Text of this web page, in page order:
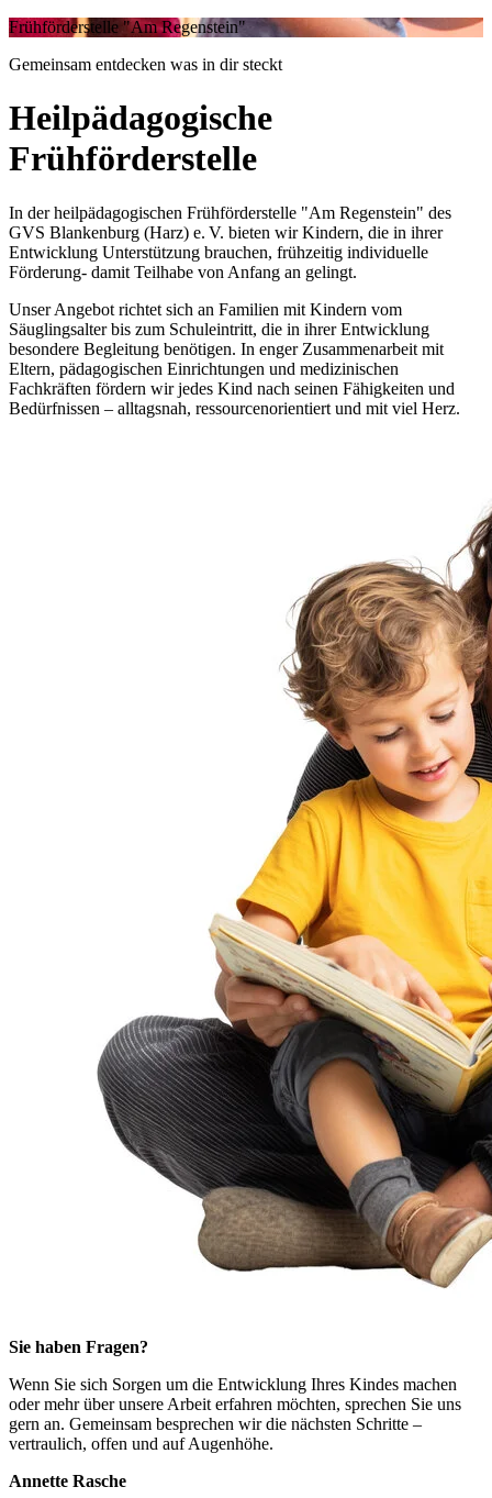
Frühförderstelle "Am Regenstein"
Gemeinsam entdecken was in dir steckt
Heilpädagogische
Frühförderstelle
In der heilpädagogischen Frühförderstelle "Am Regenstein" des
GVS Blankenburg (Harz) e. V. bieten wir Kindern, die in ihrer
Entwicklung Unterstützung brauchen, frühzeitig individuelle
Förderung- damit Teilhabe von Anfang an gelingt.
Unser Angebot richtet sich an Familien mit Kindern vom
Säuglingsalter bis zum Schuleintritt, die in ihrer Entwicklung
besondere Begleitung benötigen. In enger Zusammenarbeit mit
Eltern, pädagogischen Einrichtungen und medizinischen
Fachkräften fördern wir jedes Kind nach seinen Fähigkeiten und
Bedürfnissen – alltagsnah, ressourcenorientiert und mit viel Herz.
Sie haben Fragen?
Wenn Sie sich Sorgen um die Entwicklung Ihres Kindes machen
oder mehr über unsere Arbeit erfahren möchten, sprechen Sie uns
gern an. Gemeinsam besprechen wir die nächsten Schritte –
vertraulich, offen und auf Augenhöhe.
Annette Rasche